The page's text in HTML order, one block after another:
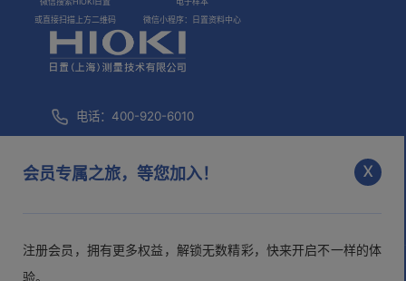
会员专属之旅，等您加入！ x
注册会员，拥有更多权益，解锁无数精彩，快来开启不一样的体
验。
或直接扫描上方二维码
微信小程序：日置资料中心
电话：400-920-6010
市场部邮箱：mkt@hioki.com.cn
日置(上海)测量技术有限公司